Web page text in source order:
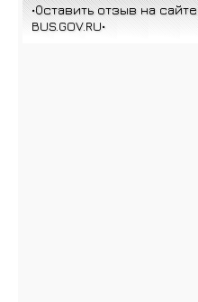
•Оставить отзыв на сайте
BUS.GOV.RU•